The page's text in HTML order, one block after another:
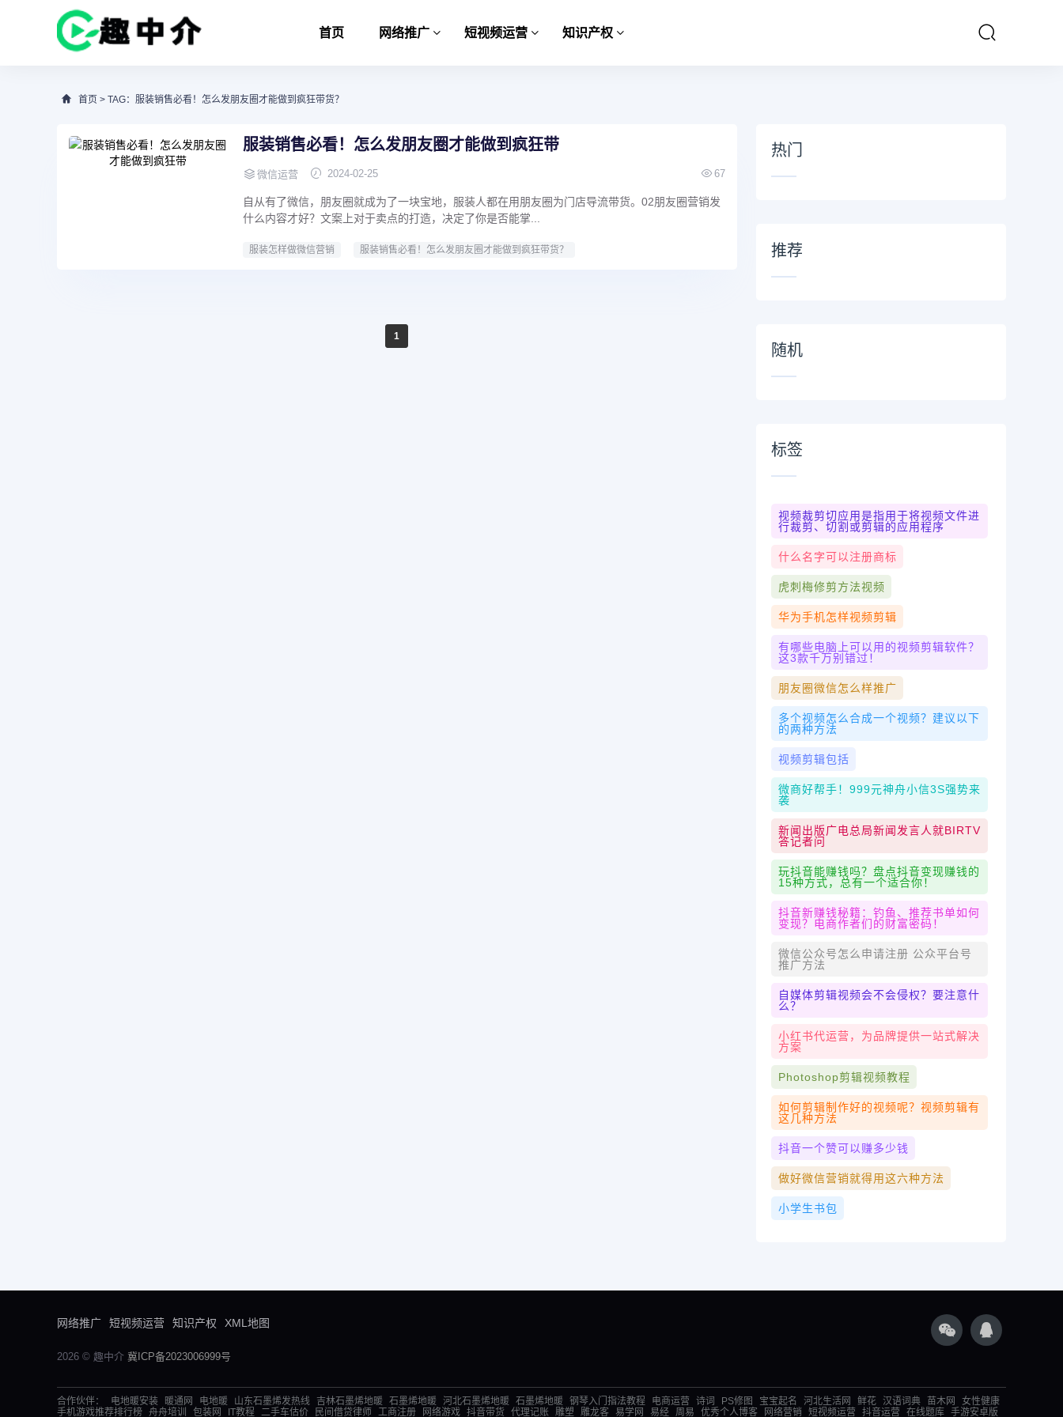
首页 网络推广 短视频运营 知识产权
首页 > TAG：服装销售必看！怎么发朋友圈才能做到疯狂带货？
服装销售必看！怎么发朋友圈才能做到疯狂带
微信运营 2024-02-25 67
自从有了微信，朋友圈就成为了一块宝地，服装人都在用朋友圈为门店导流带货。02朋友圈营销发
什么内容才好？文案上对于卖点的打造，决定了你是否能掌...
服装怎样做微信营销 服装销售必看！怎么发朋友圈才能做到疯狂带货？
1
热门
推荐
随机
标签
视频裁剪切应用是指用于将视频文件进
行裁剪、切割或剪辑的应用程序
什么名字可以注册商标
虎刺梅修剪方法视频
华为手机怎样视频剪辑
有哪些电脑上可以用的视频剪辑软件？
这3款千万别错过！
朋友圈微信怎么样推广
多个视频怎么合成一个视频？建议以下
的两种方法
视频剪辑包括
微商好帮手！999元神舟小信3S强势来
袭
新闻出版广电总局新闻发言人就BIRTV
答记者问
玩抖音能赚钱吗？盘点抖音变现赚钱的
15种方式，总有一个适合你！
抖音新赚钱秘籍：钓鱼、推荐书单如何
变现？电商作者们的财富密码！
微信公众号怎么申请注册 公众平台号
推广方法
自媒体剪辑视频会不会侵权？要注意什
么？
小红书代运营，为品牌提供一站式解决
方案
Photoshop剪辑视频教程
如何剪辑制作好的视频呢？视频剪辑有
这几种方法
抖音一个赞可以赚多少钱
做好微信营销就得用这六种方法
小学生书包
网络推广 短视频运营 知识产权 XML地图
2026 © 趣中介 冀ICP备2023006999号
合作伙伴： 电地暖安装 暖通网 电地暖 山东石墨烯发热线 吉林石墨烯地暖 石墨烯地暖 河北石墨烯地暖 石墨烯地暖 钢琴入门指法教程 电商运营 诗词 PS修图 宝宝起名 河北生活网 鲜花 汉语词典 苗木网
女性健康
手机游戏推荐排行榜 舟舟培训 包装网 IT教程 二手车估价 民间借贷律师 工商注册 网络游戏 抖音带货 代理记账 雕塑 雕龙客 易学网 易经 周易 优秀个人博客 网络营销 短视频运营 抖音运营 在线题库 手游安卓版